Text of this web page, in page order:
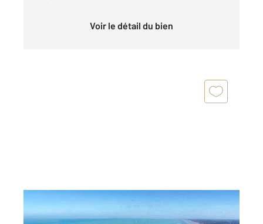
Voir le détail du bien
DUNKERQUE 59
292,91 m2